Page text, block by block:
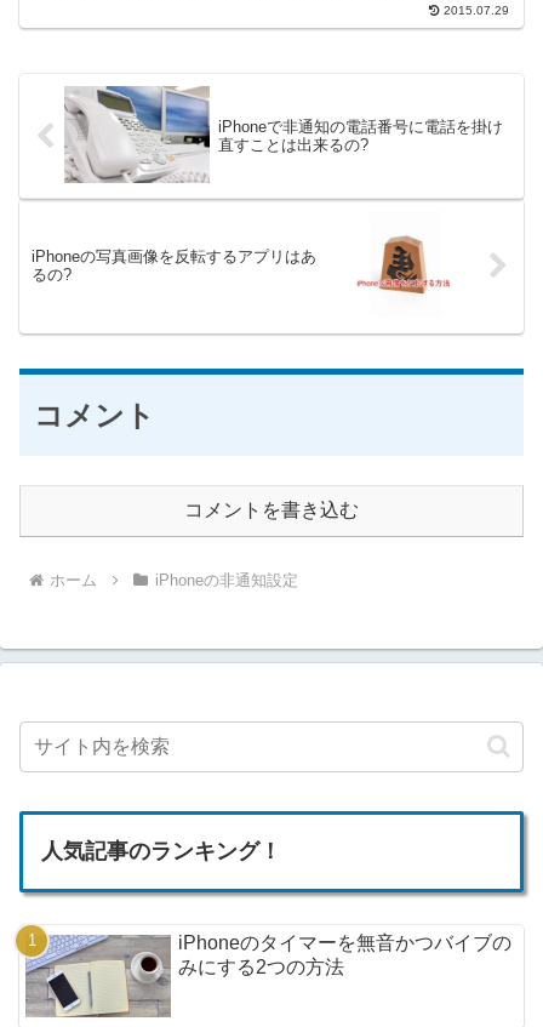
2015.07.29
iPhoneで非通知の電話番号に電話を掛け
直すことは出来るの?
iPhoneの写真画像を反転するアプリはあ
るの?
コメント
コメントを書き込む
ホーム iPhoneの非通知設定
人気記事のランキング！
iPhoneのタイマーを無音かつバイブの
みにする2つの方法